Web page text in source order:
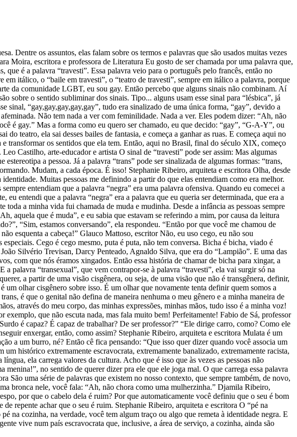
Dentre os assuntos, elas falam sobre os termos e palavras que são usados muitas vezes
Moira, escritora e professora de Literatura Eu gosto de ser chamada por uma palavra que,
é a palavra “travesti”. Essa palavra veio para o português pelo francês, então no
itálico, o “baile em travesti”, o “teatro de travesti”, sempre em itálico a palavra, porque
da comunidade LGBT, eu sou gay. Então percebo que alguns sinais não combinam. Aí
sobre o sentido subliminar dos sinais. Tipo... alguns usam esse sinal para “lésbica”, já
sinal, “gay,gay,gay,gay,gay”, tudo era sinalizado de uma única forma, “gay”, devido a
Não tem nada a ver com feminilidade. Nada a ver. Eles podem dizer: “Ah, não
é gay.” Mas a forma como eu quero ser chamado, eu que decido: “gay”, “G-A-Y”, ou
teatro, ela sai desses bailes de fantasia, e começa a ganhar as ruas. E começa aqui no
transformar os sentidos que ela tem. Então, aqui no Brasil, final do século XIX, começo
Castilho, arte-educador e artista O sinal de “travesti” pode ser assim: Mas algumas
a pessoa. Já a palavra “trans” pode ser sinalizada de algumas formas: “trans,
Mudam, a cada época. É isso! Stephanie Ribeiro, arquiteta e escritora Olha, desde
Muitas pessoas me definindo a partir do que elas entendiam como era melhor.
entendiam que a palavra “negra” era uma palavra ofensiva. Quando eu comecei a
entendi que a palavra “negra” era a palavra que eu queria ser determinada, que era a
a minha vida fui chamada de muda e mudinha. Desde a infância as pessoas sempre
aquela que é muda”, e eu sabia que estavam se referindo a mim, por causa da leitura
“Sim, estamos conversando”, ela respondeu. “Então por que você me chamou de
esquenta a cabeça!” Glauco Mattoso, escritor Não, eu uso cego, eu não sou
Cego é cego mesmo, puta é puta, não tem conversa. Bicha é bicha, viado é
Silvério Trevisan, Darcy Penteado, Agnaldo Silva, que era do “Lampião”. E uma das
com que nós éramos xingados. Então essa história de chamar de bicha para xingar, a
palavra “transexual”, que vem contrapor-se à palavra “travesti”, ela vai surgir só na
a partir de uma visão cisgênera, ou seja, de uma visão que não é transgênera, definir,
um olhar cisgênero sobre isso. É um olhar que novamente tenta definir quem somos a
é que o genital não defina de maneira nenhuma o meu gênero e a minha maneira de
através do meu corpo, das minhas expressões, minhas mãos, tudo isso é a minha voz!
que não escuta nada, mas fala muito bem! Perfeitamente! Fabio de Sá, professor
é capaz? É capaz de trabalhar? De ser professor?” “Ele dirige carro, como? Como ele
enxergar, então, como assim? Stephanie Ribeiro, arquiteta e escritora Mulata é um
a um burro, né? Então cê fica pensando: “Que isso quer dizer quando você associa um
histórico extremamente escravocrata, extremamente banalizado, extremamente racista,
ela carrega valores da cultura. Acho que é isso que às vezes as pessoas não
no sentido de querer dizer pra ele que ele joga mal. O que carrega essa palavra
São uma série de palavras que existem no nosso contexto, que sempre também, de novo,
bronca nele, você fala: “Ah, não chora como uma mulherzinha.” Djamila Ribeiro,
por que o cabelo dela é ruim? Por que automaticamente você definiu que o seu é bom
repente achar que o seu é ruim. Stephanie Ribeiro, arquiteta e escritora O “pé na
na cozinha, na verdade, você tem algum traço ou algo que remeta à identidade negra. E
vive num país escravocrata que, inclusive, a área de serviço, a cozinha, ainda são